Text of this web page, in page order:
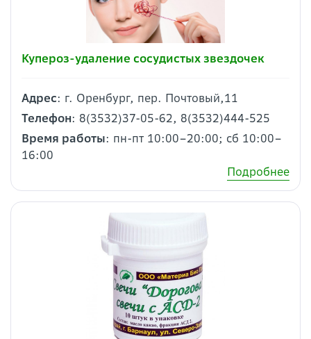
Купероз-удаление сосудистых звездочек
Адрес: г. Оренбург, пер. Почтовый,11
Телефон: 8(3532)37-05-62, 8(3532)444-525
Время работы: пн-пт 10:00–20:00; сб 10:00–
16:00
Подробнее